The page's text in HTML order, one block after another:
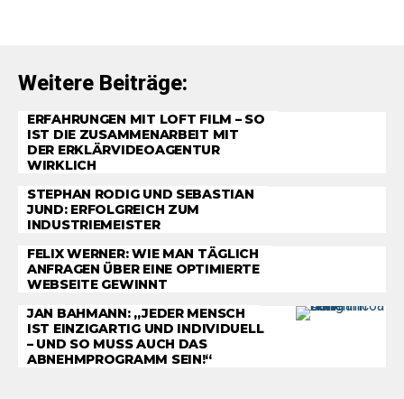
Weitere Beiträge:
ERFAHRUNGEN MIT LOFT FILM – SO
IST DIE ZUSAMMENARBEIT MIT
DER ERKLÄRVIDEOAGENTUR
WIRKLICH
STEPHAN RODIG UND SEBASTIAN
JUND: ERFOLGREICH ZUM
INDUSTRIEMEISTER
FELIX WERNER: WIE MAN TÄGLICH
ANFRAGEN ÜBER EINE OPTIMIERTE
WEBSEITE GEWINNT
JAN BAHMANN: „JEDER MENSCH
IST EINZIGARTIG UND INDIVIDUELL
– UND SO MUSS AUCH DAS
ABNEHMPROGRAMM SEIN!“